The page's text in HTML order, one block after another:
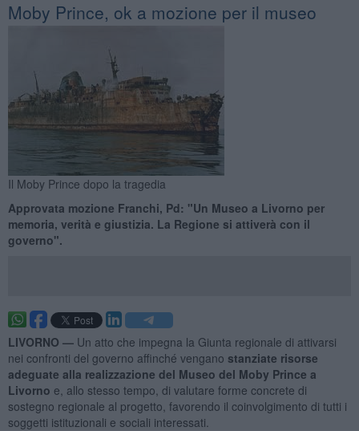
Moby Prince, ok a mozione per il museo
Il Moby Prince dopo la tragedia
Approvata mozione Franchi, Pd: "Un Museo a Livorno per
memoria, verità e giustizia. La Regione si attiverà con il
governo".
LIVORNO — Un atto che impegna la Giunta regionale di attivarsi
nei confronti del governo affinché vengano stanziate risorse
adeguate alla realizzazione del Museo del Moby Prince a
Livorno e, allo stesso tempo, di valutare forme concrete di
sostegno regionale al progetto, favorendo il coinvolgimento di tutti i
soggetti istituzionali e sociali interessati.